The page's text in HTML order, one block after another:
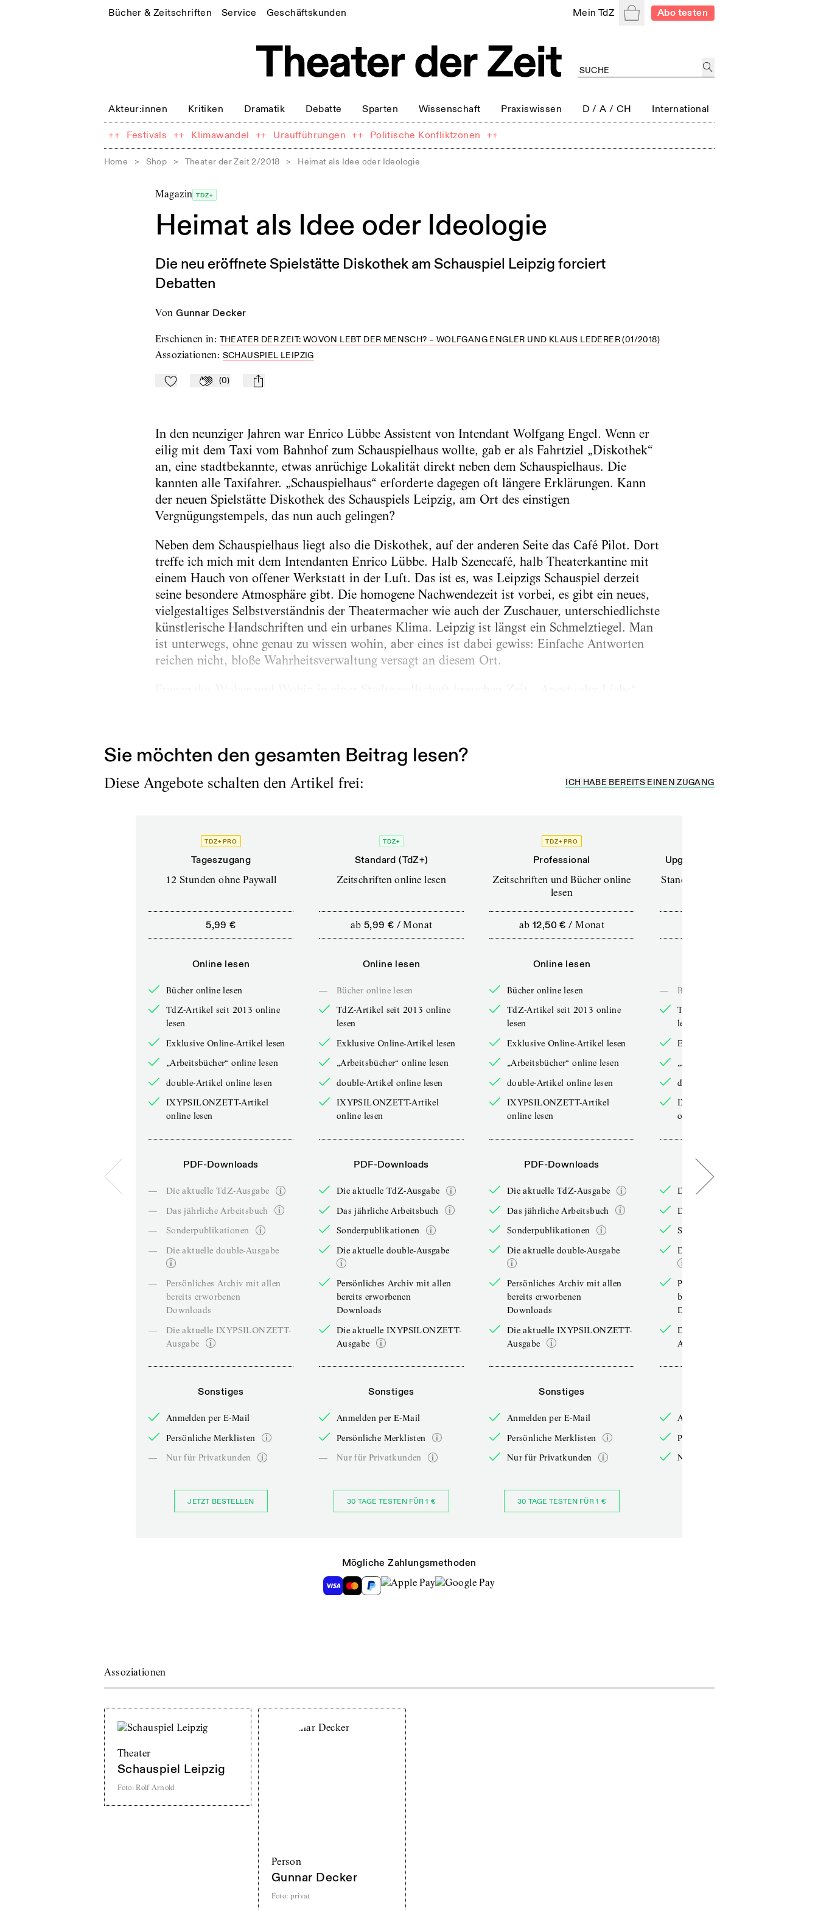
Bücher & Zeitschriften Service Geschäftskunden Mein TdZ WarenkorbAbo testen
Akteur:innen Kritiken Dramatik Debatte Sparten Wissenschaft Praxiswissen D / A / CH International
++ Festivals ++ Klimawandel ++ Uraufführungen ++ Politische Konfliktzonen ++
Home > Shop > Theater der Zeit 2/2018 > Heimat als Idee oder Ideologie
Magazin TDZ+
Heimat als Idee oder Ideologie
Die neu eröffnete Spielstätte Diskothek am Schauspiel Leipzig forciert
Debatten
von Gunnar Decker
Erschienen in: THEATER DER ZEIT: WOVON LEBT DER MENSCH? – WOLFGANG ENGLER UND KLAUS LEDERER (01/2018)
Assoziationen: SCHAUSPIEL LEIPZIG
Zu Mein-TdZ hinzufügen
Applaudieren
(0) mail
In den neunziger Jahren war Enrico Lübbe Assistent von Intendant Wolfgang Engel. Wenn er
eilig mit dem Taxi vom Bahnhof zum Schauspielhaus wollte, gab er als Fahrtziel „Diskothek“
an, eine stadtbekannte, etwas anrüchige Lokalität direkt neben dem Schauspielhaus. Die
kannten alle Taxifahrer. „Schauspielhaus“ erforderte dagegen oft längere Erklärungen. Kann
der neuen Spielstätte Diskothek des Schauspiels Leipzig, am Ort des einstigen
Vergnügungstempels, das nun auch gelingen?
Neben dem Schauspielhaus liegt also die Diskothek, auf der anderen Seite das Café Pilot. Dort
treffe ich mich mit dem Intendanten Enrico Lübbe. Halb Szenecafé, halb Theaterkantine mit
einem Hauch von offener Werkstatt in der Luft. Das ist es, was Leipzigs Schauspiel derzeit
seine besondere Atmosphäre gibt. Die homogene Nachwendezeit ist vorbei, es gibt ein neues,
vielgestaltiges Selbstverständnis der Theatermacher wie auch der Zuschauer, unterschiedlichste
künstlerische Handschriften und ein urbanes Klima. Leipzig ist längst ein Schmelztiegel. Man
ist unterwegs, ohne genau zu wissen wohin, aber eines ist dabei gewiss: Einfache Antworten
reichen nicht, bloße Wahrheitsverwaltung versagt an diesem Ort.
Sie möchten den gesamten Beitrag lesen?
Diese Angebote schalten den Artikel frei: ICH HABE BEREITS EINEN ZUGANG
TDZ+ PRO
Tageszugang
12 Stunden ohne Paywall
5,99 €
Online lesen
Bücher online lesen
TdZ-Artikel seit 2013 online
lesen
Exklusive Online-Artikel lesen
„Arbeitsbücher“ online lesen
double-Artikel online lesen
IXYPSILONZETT-Artikel
online lesen
PDF-Downloads
—
Die aktuelle TdZ-Ausgabe
—
Das jährliche Arbeitsbuch
—
Sonderpublikationen
—
Die aktuelle double-Ausgabe
—
Persönliches Archiv mit allen
bereits erworbenen
Downloads
—
Die aktuelle IXYPSILONZETT-
Ausgabe
Sonstiges
Anmelden per E-Mail
Persönliche Merklisten
—
Nur für Privatkunden
JETZT BESTELLEN
TDZ+
Standard (TdZ+)
Zeitschriften online lesen
ab 5,99 € /Monat
Online lesen
—
Bücher online lesen
TdZ-Artikel seit 2013 online
lesen
Exklusive Online-Artikel lesen
„Arbeitsbücher“ online lesen
double-Artikel online lesen
IXYPSILONZETT-Artikel
online lesen
PDF-Downloads
Die aktuelle TdZ-Ausgabe
Das jährliche Arbeitsbuch
Sonderpublikationen
Die aktuelle double-Ausgabe
Persönliches Archiv mit allen
bereits erworbenen
Downloads
Die aktuelle IXYPSILONZETT-
Ausgabe
Sonstiges
Anmelden per E-Mail
Persönliche Merklisten
—
Nur für Privatkunden
30 TAGE TESTEN FÜR 1 €
TDZ+ PRO
Professional
Zeitschriften und Bücher online
lesen
ab 12,50 € /Monat
Online lesen
Bücher online lesen
TdZ-Artikel seit 2013 online
lesen
Exklusive Online-Artikel lesen
„Arbeitsbücher“ online lesen
double-Artikel online lesen
IXYPSILONZETT-Artikel
online lesen
PDF-Downloads
Die aktuelle TdZ-Ausgabe
Das jährliche Arbeitsbuch
Sonderpublikationen
Die aktuelle double-Ausgabe
Persönliches Archiv mit allen
bereits erworbenen
Downloads
Die aktuelle IXYPSILONZETT-
Ausgabe
Sonstiges
Anmelden per E-Mail
Persönliche Merklisten
Nur für Privatkunden
30 TAGE TESTEN FÜR 1 €
Upgrade für Printabonnenten
Standard (TdZ+) – Zeitschriften
—
Bücher online lesen
TdZ-Artikel seit 2013 online
lesen
Exklusive Online-Artikel lesen
„Arbeitsbücher“ online lesen
double-Artikel online lesen
IXYPSILONZETT-Artikel
online lesen
PDF-Downloads
Die aktuelle TdZ-Ausgabe
Das jährliche Arbeitsbuch
Sonderpublikationen
Die aktuelle double-Ausgabe
Persönliches Archiv mit allen
bereits erworbenen
Downloads
Die aktuelle IXYPSILONZETT-
Ausgabe
Anmelden per E-Mail
Persönliche Merklisten
Nur für Privatkunden
Mögliche Zahlungsmethoden
Assoziationen
Theater
Schauspiel Leipzig
Foto: Rolf Arnold
Person
Gunnar Decker
Foto: privat